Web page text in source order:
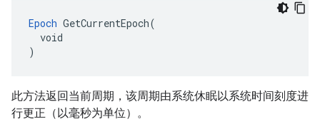
Epoch GetCurrentEpoch(
  void
)
此方法返回当前周期，该周期由系统休眠以系统时间刻度进
行更正（以毫秒为单位）。